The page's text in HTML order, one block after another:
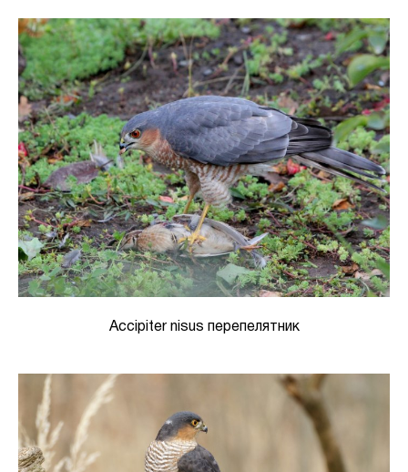
Accipiter nisus перепелятник